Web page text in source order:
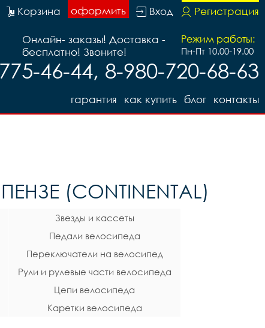
Регистрация
Вход
оформить
Корзина
Режим работы:
Пн-Пт 10.00-19.00
Онлайн- заказы! Доставка -
бесплатно! Звоните!
46-44, 8-980-720-68-63
контакты
блог
как купить
гарантия
(CONTINENTAL)
Звезды и кассеты
Педали велосипеда
Переключатели на велосипед
Рули и рулевые части велосипеда
Цепи велосипеда
Каретки велосипеда